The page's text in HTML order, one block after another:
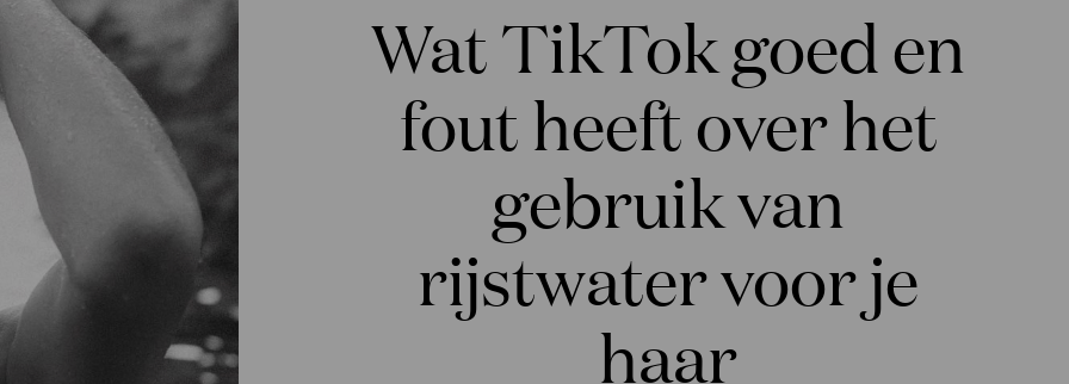
Wat TikTok goed en
fout heeft over het
gebruik van
rijstwater voor je
haar